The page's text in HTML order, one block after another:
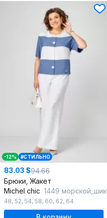
-12% #СТИЛЬНО
83.03 $94.66
Брюки, Жакет
Michel chic 1449 морской_шик
48, 52, 54, 58, 60, 62, 64